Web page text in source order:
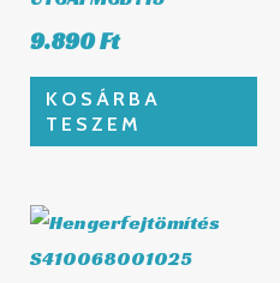
9.890Ft
KOSÁRBA
TESZEM